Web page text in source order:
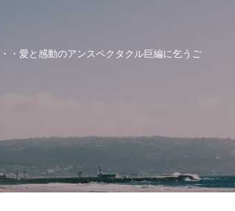
・愛と感動のアンスペクタクル巨編に乞うご